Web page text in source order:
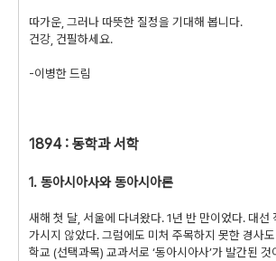
따가운, 그러나 따뜻한 질정을 기대해 봅니다.
건강, 건필하세요.
-이병한 드림
1894 : 동학과 서학
1. 동아시아사와 동아시아론
새해 첫 달, 서울에 다녀왔다. 1년 반 만이었다. 대선
가시지 않았다. 그럼에도 미처 주목하지 못한 경사
학교 (선택과목) 교과서로 ‘동아시아사’가 발간된